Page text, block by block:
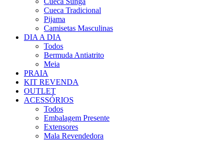
Cueca Tradicional
Pijama
Camisetas Masculinas
DIA A DIA
Todos
Bermuda Antiatrito
Meia
PRAIA
KIT REVENDA
OUTLET
ACESSÓRIOS
Todos
Embalagem Presente
Extensores
Mala Revendedora